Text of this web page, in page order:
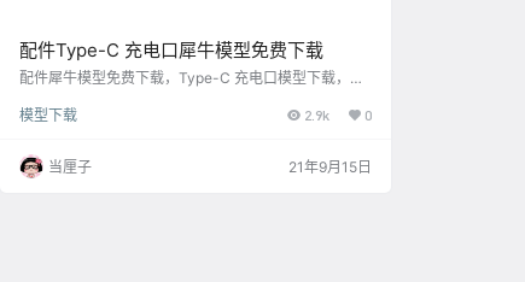
配件Type-C 充电口犀牛模型免费下载
配件犀牛模型免费下载，Type-C 充电口模型下载，犀
模型下载
2.9k 0
当厘子 21年9月15日